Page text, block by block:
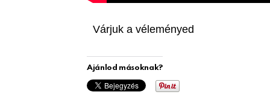
Várjuk a véleményed
Ajánlod másoknak?